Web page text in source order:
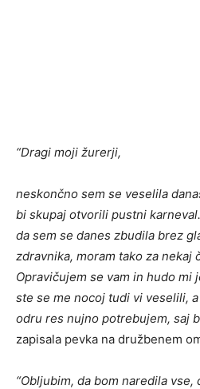
“Dragi moji žurerji,
neskončno sem se veselila
bi skupaj otvorili pustni
da sem se danes zbudila brez
zdravnika, moram tako za nekaj
Opravičujem se vam in hudo mi
ste se me nocoj tudi vi veselili,
odru res nujno potrebujem, saj
zapisala pevka na družbenem
“Obljubim, da bom naredila